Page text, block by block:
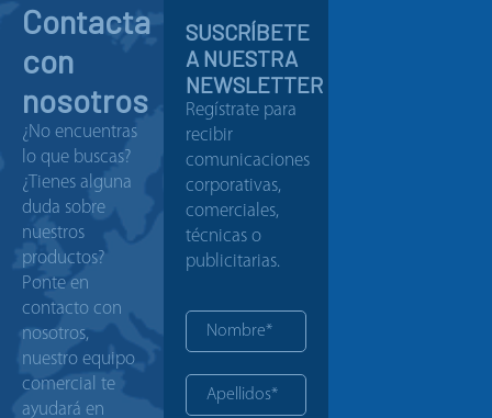
Contacta
con
nosotros
¿No encuentras
lo que buscas?
¿Tienes alguna
duda sobre
nuestros
productos?
Ponte en
contacto con
nosotros,
nuestro equipo
comercial te
ayudará en
SUSCRÍBETE
A NUESTRA
NEWSLETTER
Regístrate para
recibir
comunicaciones
corporativas,
comerciales,
técnicas o
publicitarias.